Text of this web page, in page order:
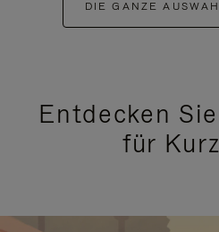
DIE GANZE
Entdecken
für